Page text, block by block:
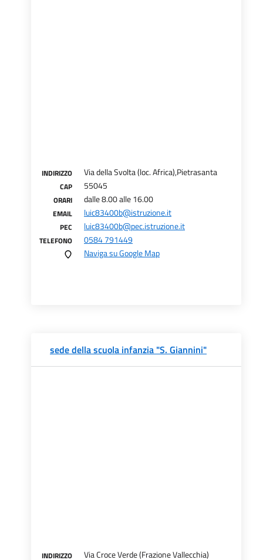
INDIRIZZO Via della Svolta (loc. Africa),Pietrasanta
CAP 55045
ORARI dalle 8.00 alle 16.00
EMAIL luic83400b@istruzione.it
PEC luic83400b@pec.istruzione.it
TELEFONO
0584 791449
Naviga su Google Map
sede della scuola infanzia "S. Giannini"
INDIRIZZO Via Croce Verde (Frazione Vallecchia)